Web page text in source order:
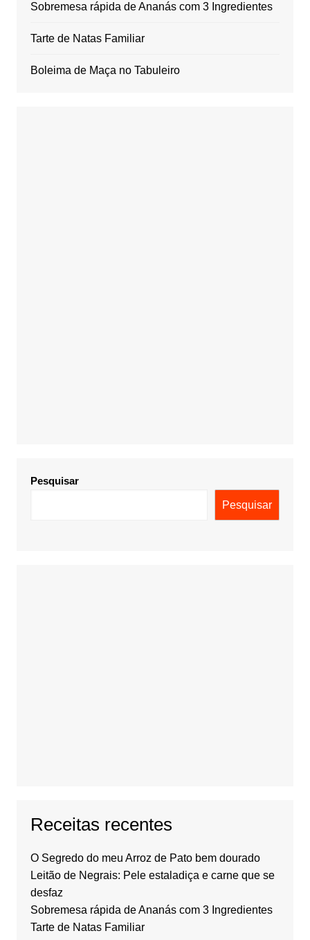
Sobremesa rápida de Ananás com 3 Ingredientes
Tarte de Natas Familiar
Boleima de Maça no Tabuleiro
Pesquisar
Pesquisar
Receitas recentes
O Segredo do meu Arroz de Pato bem dourado
Leitão de Negrais: Pele estaladiça e carne que se
desfaz
Sobremesa rápida de Ananás com 3 Ingredientes
Tarte de Natas Familiar